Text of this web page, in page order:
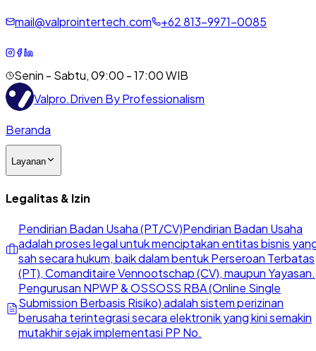
mail@valprointertech.com +62813-9971-0085
Senin - Sabtu, 09:00 - 17:00 WIB
Valpro.Driven By Professionalism
Beranda
Layanan
Legalitas & Izin
Pendirian Badan Usaha (PT/CV)Pendirian Badan Usaha
adalah proses legal untuk menciptakan entitas bisnis
sah secara hukum, baik dalam bentuk Perseroan Terbatas
(PT), Comanditaire Vennootschap (CV), maupun Yayasan.
Pengurusan NPWP & OSSOSS RBA (Online Single
Submission Berbasis Risiko) adalah sistem perizinan
berusaha terintegrasi secara elektronik yang kini semakin
mutakhir sejak implementasi PP No.